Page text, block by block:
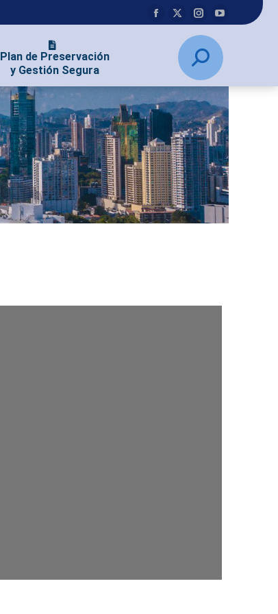
Plan de Preservación
y Gestión Segura